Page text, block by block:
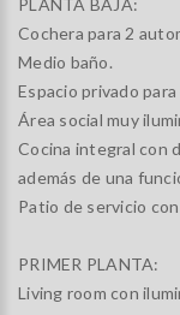
PLANTA BAJA:
Cochera para 2
Medio baño.
Espacio privado
Área social muy
Cocina integral con
además de una
Patio de servicio
PRIMER PLANTA:
Living room con